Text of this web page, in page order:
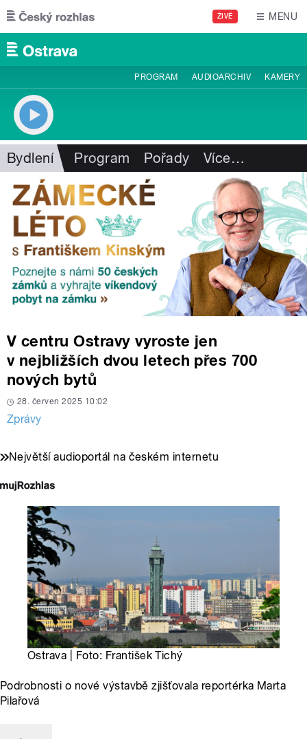
Přejít k hlavnímu obsahu
ŽIVĚ MENU
PROGRAM AUDIOARCHIV KAMERY
Bydlení Program Pořady Více…
V centru Ostravy vyroste jen
v nejbližších dvou letech přes 700
nových bytů
28. červen 2025 10:02
Zprávy
Největší audioportál na českém internetu
Ostrava | Foto: František Tichý
Podrobnosti o nové výstavbě zjišťovala reportérka Marta
Pilařová